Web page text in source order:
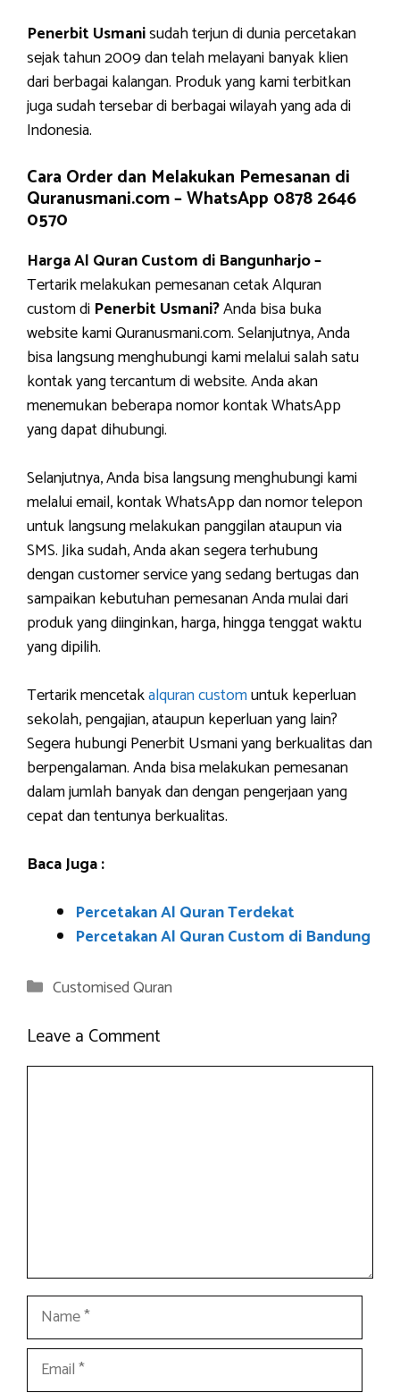
Penerbit Usmanisudah terjun di dunia percetakan
sejak tahun 2009 dan telah melayani banyak klien
dari berbagai kalangan. Produk yang kami terbitkan
juga sudah tersebar di berbagai wilayah yang ada di
Indonesia.
Cara Order dan Melakukan Pemesanan di
Quranusmani.com –WhatsApp 0878 2646
0570
Harga Al Quran Custom di Bangunharjo –
Tertarik melakukan pemesanan cetak Alquran
custom di Penerbit Usmani?Anda bisa buka
website kami Quranusmani.com. Selanjutnya, Anda
bisa langsung menghubungi kami melalui salah satu
kontak yang tercantum di website. Anda akan
menemukan beberapa nomor kontak WhatsApp
yang dapat dihubungi.
Selanjutnya, Anda bisa langsung menghubungi kami
melalui email, kontak WhatsApp dan nomor telepon
untuk langsung melakukan panggilan ataupun via
SMS. Jika sudah, Anda akan segera terhubung
dengan customer service yang sedang bertugas dan
sampaikan kebutuhan pemesanan Anda mulai dari
produk yang diinginkan, harga, hingga tenggat waktu
yang dipilih.
Tertarik mencetakalquran customuntuk keperluan
sekolah, pengajian, ataupun keperluan yang lain?
Segera hubungi Penerbit Usmani yang berkualitas dan
berpengalaman. Anda bisa melakukan pemesanan
dalam jumlah banyak dan dengan pengerjaan yang
cepat dan tentunya berkualitas.
Baca Juga :
Percetakan Al Quran Terdekat
Percetakan Al Quran Custom di Bandung
Categories
Customised Quran
Leave a Comment
Name
Email